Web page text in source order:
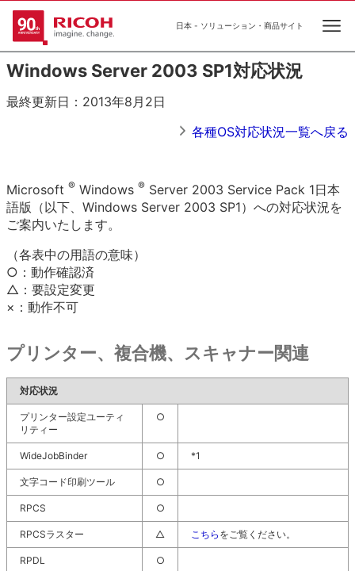
日本 - ソリューション・商品サイト
Windows Server 2003 SP1対応状況
最終更新日：2013年8月2日
各種OS対応状況一覧へ戻る
Microsoft ® Windows ® Server 2003 Service Pack 1日本
語版（以下、Windows Server 2003 SP1）への対応状況を
ご案内いたします。
（各表中の用語の意味）
○：動作確認済
△：要設定変更
×：動作不可
プリンター、複合機、スキャナー関連
対応状況
プリンター設定ユーティ
リティー
○
WideJobBinder ○ *1
文字コード印刷ツール ○
RPCS ○
RPCSラスター △ こちら をご覧ください。
RPDL ○